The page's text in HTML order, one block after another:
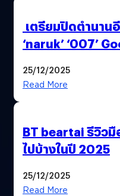
เตรียมปิดตำนาน
‘naruk’ ‘007’
25/12/2025
Read More
BT beartai รีวิวมื
ไปบ้างในปี 2025
25/12/2025
Read More